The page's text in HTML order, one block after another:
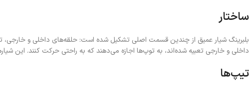
ساختار
بلبرینگ شیار عمیق از چندین قسمت اصلی تشکیل شده است: حلقه‌های داخلی و خارجی،
داخلی و خارجی تعبیه شده‌اند، به توپ‌ها اجازه می‌دهند که به راحتی حرکت کنند. این
تیپ‌ها